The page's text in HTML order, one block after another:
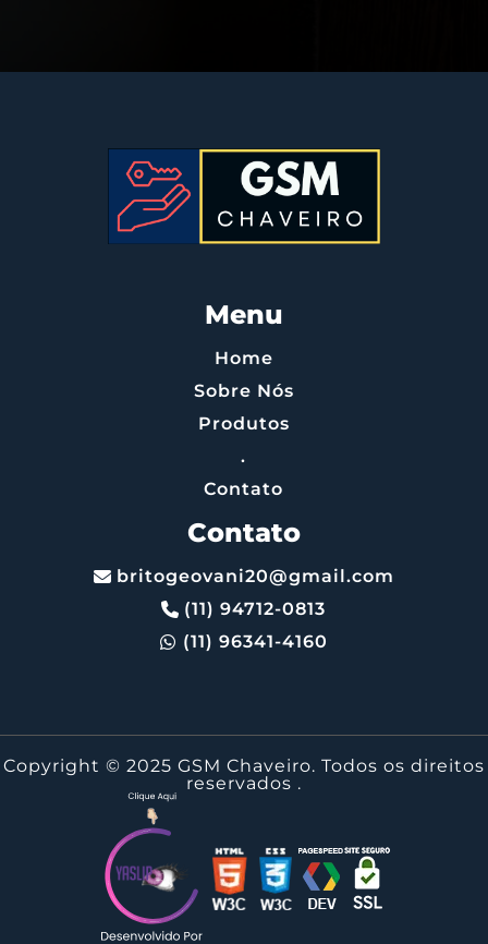
Menu
Home
Sobre Nós
Produtos
.
Contato
Contato
britogeovani20@gmail.com
(11) 94712-0813
(11) 96341-4160
Copyright © 2025 GSM Chaveiro. Todos os direitos
reservados .